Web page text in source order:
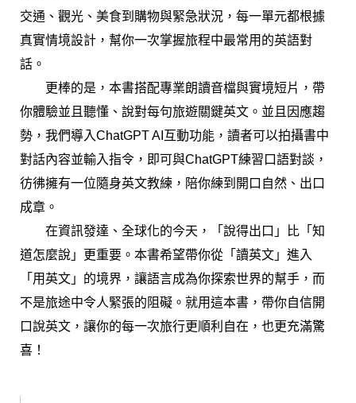
交通、觀光、美食到購物與緊急狀況，每一單元都根據
真實情境設計，幫你一次掌握旅程中最常用的英語對
話。
更棒的是，本書搭配專業朗讀音檔與實境短片，帶
你體驗並且聽懂、說對每句旅遊關鍵英文。並且因應趨
勢，我們導入ChatGPT AI互動功能，讀者可以拍攝書中
對話內容並輸入指令，即可與ChatGPT練習口語對談，
彷彿擁有一位隨身英文教練，陪你練到開口自然、出口
成章。
在資訊發達、全球化的今天，「說得出口」比「知
道怎麼說」更重要。本書希望帶你從「讀英文」進入
「用英文」的境界，讓語言成為你探索世界的幫手，而
不是旅途中令人緊張的阻礙。就用這本書，帶你自信開
口說英文，讓你的每一次旅行更順利自在，也更充滿驚
喜！